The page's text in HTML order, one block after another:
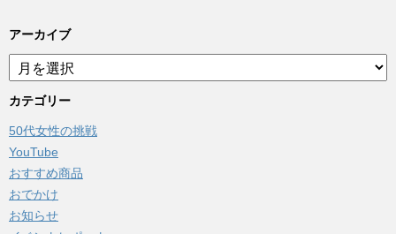
アーカイブ
ア
ー
カ
ブ
カテゴリー
50代女性の挑戦
YouTube
おすすめ商品
おでかけ
お知らせ